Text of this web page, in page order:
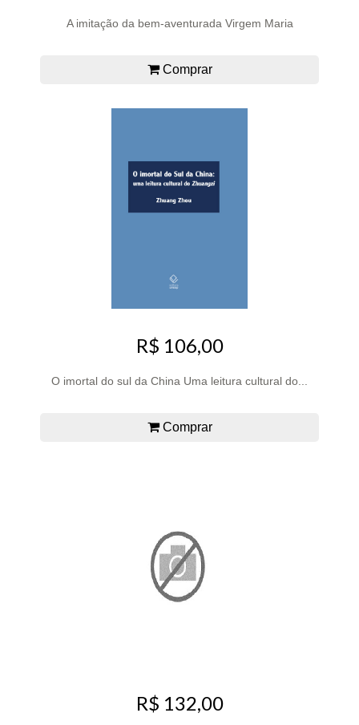
A imitação da bem-aventurada Virgem Maria
Comprar
R$ 106,00
O imortal do sul da China Uma leitura cultural do...
Comprar
R$ 132,00